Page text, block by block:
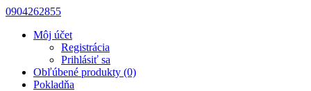
0904262855
Môj účet
Registrácia
Prihlásiť sa
Obľúbené produkty (0)
Pokladňa